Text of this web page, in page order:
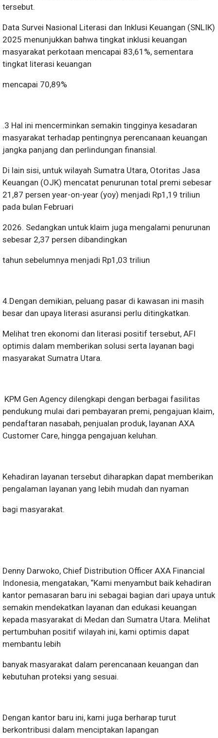
tersebut.
Data Survei Nasional Literasi dan Inklusi Keuangan (SNLIK)
2025 menunjukkan bahwa tingkat inklusi keuangan
masyarakat perkotaan mencapai 83,61%, sementara
tingkat literasi keuangan
mencapai 70,89%
.3 Hal ini mencerminkan semakin tingginya kesadaran
masyarakat terhadap pentingnya perencanaan keuangan
jangka panjang dan perlindungan finansial.
Di lain sisi, untuk wilayah Sumatra Utara, Otoritas Jasa
Keuangan (OJK) mencatat penurunan total premi sebesar
21,87 persen year-on-year (yoy) menjadi Rp1,19 triliun
pada bulan Februari
2026. Sedangkan untuk klaim juga mengalami penurunan
sebesar 2,37 persen dibandingkan
tahun sebelumnya menjadi Rp1,03 triliun
4.Dengan demikian, peluang pasar di kawasan ini masih
besar dan upaya literasi asuransi perlu ditingkatkan.
Melihat tren ekonomi dan literasi positif tersebut, AFI
optimis dalam memberikan solusi serta layanan bagi
masyarakat Sumatra Utara.
KPM Gen Agency dilengkapi dengan berbagai fasilitas
pendukung mulai dari pembayaran premi, pengajuan klaim,
pendaftaran nasabah, penjualan produk, layanan AXA
Customer Care, hingga pengajuan keluhan.
Kehadiran layanan tersebut diharapkan dapat memberikan
pengalaman layanan yang lebih mudah dan nyaman
bagi masyarakat.
Denny Darwoko, Chief Distribution Officer AXA Financial
Indonesia, mengatakan, “Kami menyambut baik kehadiran
kantor pemasaran baru ini sebagai bagian dari upaya untuk
semakin mendekatkan layanan dan edukasi keuangan
kepada masyarakat di Medan dan Sumatra Utara. Melihat
pertumbuhan positif wilayah ini, kami optimis dapat
membantu lebih
banyak masyarakat dalam perencanaan keuangan dan
kebutuhan proteksi yang sesuai.
Dengan kantor baru ini, kami juga berharap turut
berkontribusi dalam menciptakan lapangan